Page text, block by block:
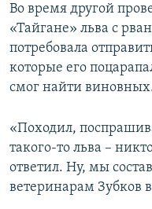
Во время другой
«Тайгане» льва с
потребовала
которые его
смог найти
«Походил,
такого-то льва –
ответил. Ну, мы
ветеринарам Зубков